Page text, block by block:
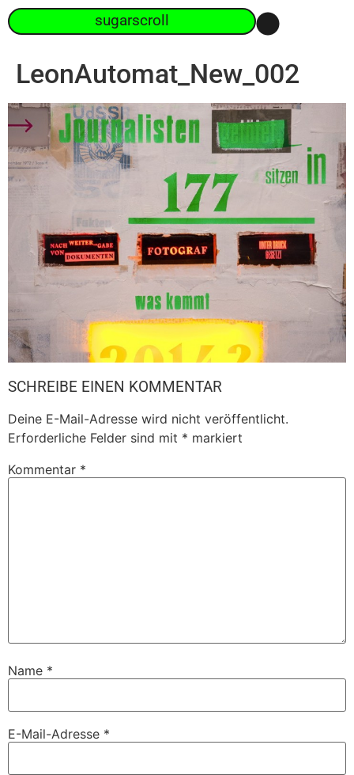
sugarscroll
LeonAutomat_New_002
SCHREIBE EINEN KOMMENTAR
Deine E-Mail-Adresse wird nicht veröffentlicht.
Erforderliche Felder sind mit * markiert
Kommentar *
Name *
E-Mail-Adresse *